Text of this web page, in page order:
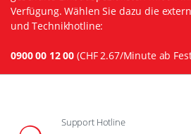
Verfügung. Wählen Sie dazu die
und Technikhotline:
0900 00 12 00 (CHF 2.67/Minute ab
Support Hotline